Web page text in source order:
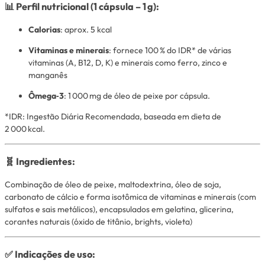
📊 Perfil nutricional (1 cápsula – 1 g):
Calorias: aprox. 5 kcal
Vitaminas e minerais: fornece 100 % do IDR* de várias
vitaminas (A, B12, D, K) e minerais como ferro, zinco e
manganês
Ômega‑3: 1 000 mg de óleo de peixe por cápsula.
*IDR: Ingestão Diária Recomendada, baseada em dieta de
2 000 kcal.
🧬 Ingredientes:
Combinação de óleo de peixe, maltodextrina, óleo de soja,
carbonato de cálcio e forma isotômica de vitaminas e minerais (com
sulfatos e sais metálicos), encapsulados em gelatina, glicerina,
corantes naturais (óxido de titânio, brights, violeta)
✅ Indicações de uso: